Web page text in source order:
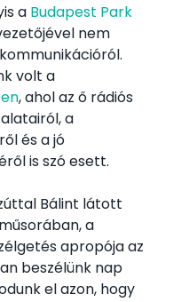
a Budapest Park
nem
volt a
, ahol az ő rádiós
a
és a jó
is szó esett.
Bálint látott
a
apropója az
beszélünk nap
el azon, hogy